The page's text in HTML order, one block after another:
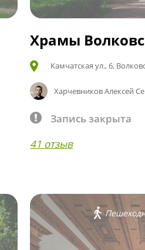
Храмы
Камчатская ул., 6,
Харчевников Алексей
Запись закрыта
41 отзыв